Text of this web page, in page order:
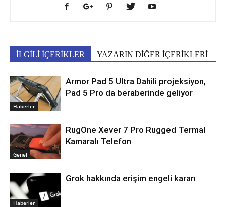
İLGİLİ İÇERİKLER YAZARIN DİĞER İÇERİKLERİ
Haberler
Armor Pad 5 Ultra Dahili projeksiyon,
Pad 5 Pro da beraberinde geliyor
Genel
RugOne Xever 7 Pro Rugged Termal
Kamaralı Telefon
Haberler
Grok hakkında erişim engeli kararı